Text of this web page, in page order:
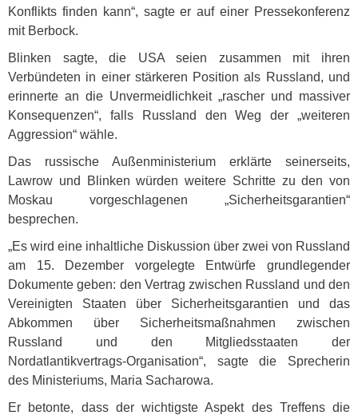
Konflikts finden kann“, sagte er auf einer Pressekonferenz
mit Berbock.
Blinken sagte, die USAseien zusammen mit ihren
Verbündeten in einer stärkeren Position als Russland, und
erinnerte an die Unvermeidlichkeit „rascher und massiver
Konsequenzen“, falls Russland den Weg der „weiteren
Aggression“ wähle.
Das russische Außenministerium erklärte seinerseits,
Lawrow und Blinken würden weitere Schritte zu den von
Moskau vorgeschlagenen „Sicherheitsgarantien“
besprechen.
„Es wird eine inhaltliche Diskussion über zwei von Russland
am 15. Dezember vorgelegte Entwürfe grundlegender
Dokumente geben: den Vertrag zwischen Russland und den
Vereinigten Staaten über Sicherheitsgarantien und das
Abkommen über Sicherheitsmaßnahmen zwischen
Russland und den Mitgliedsstaaten der
Nordatlantikvertrags-Organisation“, sagte die Sprecherin
des Ministeriums, Maria Sacharowa.
Er betonte, dass der wichtigste Aspekt des Treffens die